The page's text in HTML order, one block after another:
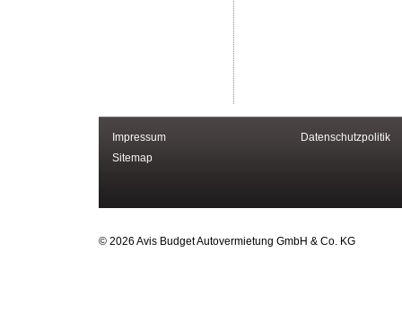
Impressum
Datenschutzpolitik
Sitemap
© 2026 Avis Budget Autovermietung GmbH & Co. KG